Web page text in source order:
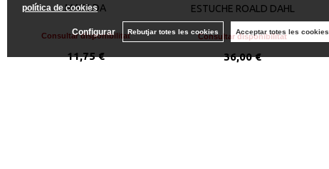
MATILDA
Consultar disponibilitat
11,75 €
ESTUCHE ROALD DAHL
Consultar disponibilitat
36,00 €
política de cookies
Configurar Rebutjar totes les cookies Acceptar totes les cookies